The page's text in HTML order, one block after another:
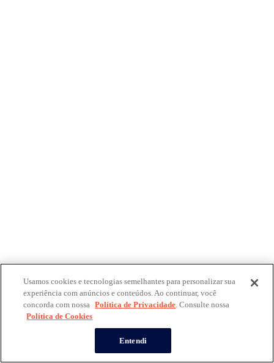
Usamos cookies e tecnologias semelhantes para personalizar sua
experiência com anúncios e conteúdos. Ao continuar, você
concorda com nossa Política de Privacidade. Consulte nossa
Política de Cookies
Entendi